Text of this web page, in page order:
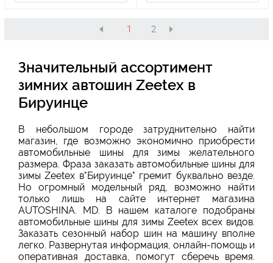
1 2
Значительный ассортимент
зимних автошин Zeetex в
Бируинце
В небольшом городе затруднительно найти
магазин, где возможно экономично приобрести
автомобильные шины для зимы желательного
размера. Фраза заказать автомобильные шины для
зимы Zeetex в"Бируинце" гремит буквально везде.
Но огромный модельный ряд, возможно найти
только лишь на сайте интернет магазина
AUTOSHINA. MD. В нашем каталоге подобраны
автомобильные шины для зимы Zeetex всех видов.
Заказать сезонный набор шин на машину вполне
легко. Развернутая информация, онлайн-помощь и
оперативная доставка, помогут сберечь время.